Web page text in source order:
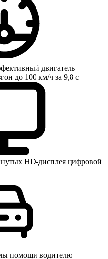
двигатель
до 100 км/ч за 9,8 с
HD-дисплея цифровой
помощи водителю